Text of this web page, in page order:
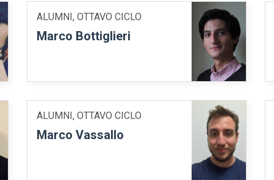
ALUMNI, OTTAVO CICLO
Marco Bottiglieri
ALUMNI, OTTAVO CICLO
Marco Vassallo